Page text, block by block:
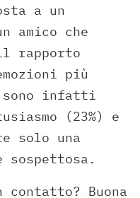
a un
amico che
rapporto
più
infatti
(23%) e
solo una
sospettosa.
Buona